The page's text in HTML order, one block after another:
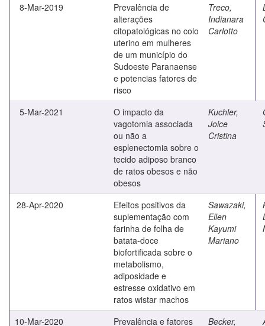
8-Mar-2019
Prevalência de
alterações
citopatológicas no colo
uterino em mulheres
de um município do
Sudoeste Paranaense
e potencias fatores de
risco
Treco,
Indianara
Carlotto
5-Mar-2021
O impacto da
vagotomia associada
ou não a
esplenectomia sobre o
tecido adiposo branco
de ratos obesos e não
obesos
Kuchler,
Joice
Cristina
28-Apr-2020
Efeitos positivos da
suplementação com
farinha de folha de
batata-doce
biofortificada sobre o
metabolismo,
adiposidade e
estresse oxidativo em
ratos wistar machos
Sawazaki,
Ellen
Kayumi
Mariano
10-Mar-2020
Prevalência e fatores
Becker,